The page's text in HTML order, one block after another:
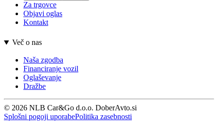
Za trgovce
Objavi oglas
Kontakt
Več o nas
Naša zgodba
Financiranje vozil
Oglaševanje
Dražbe
© 2026 NLB Car&Go d.o.o. DoberAvto.si
Splošni pogoji uporabePolitika zasebnosti